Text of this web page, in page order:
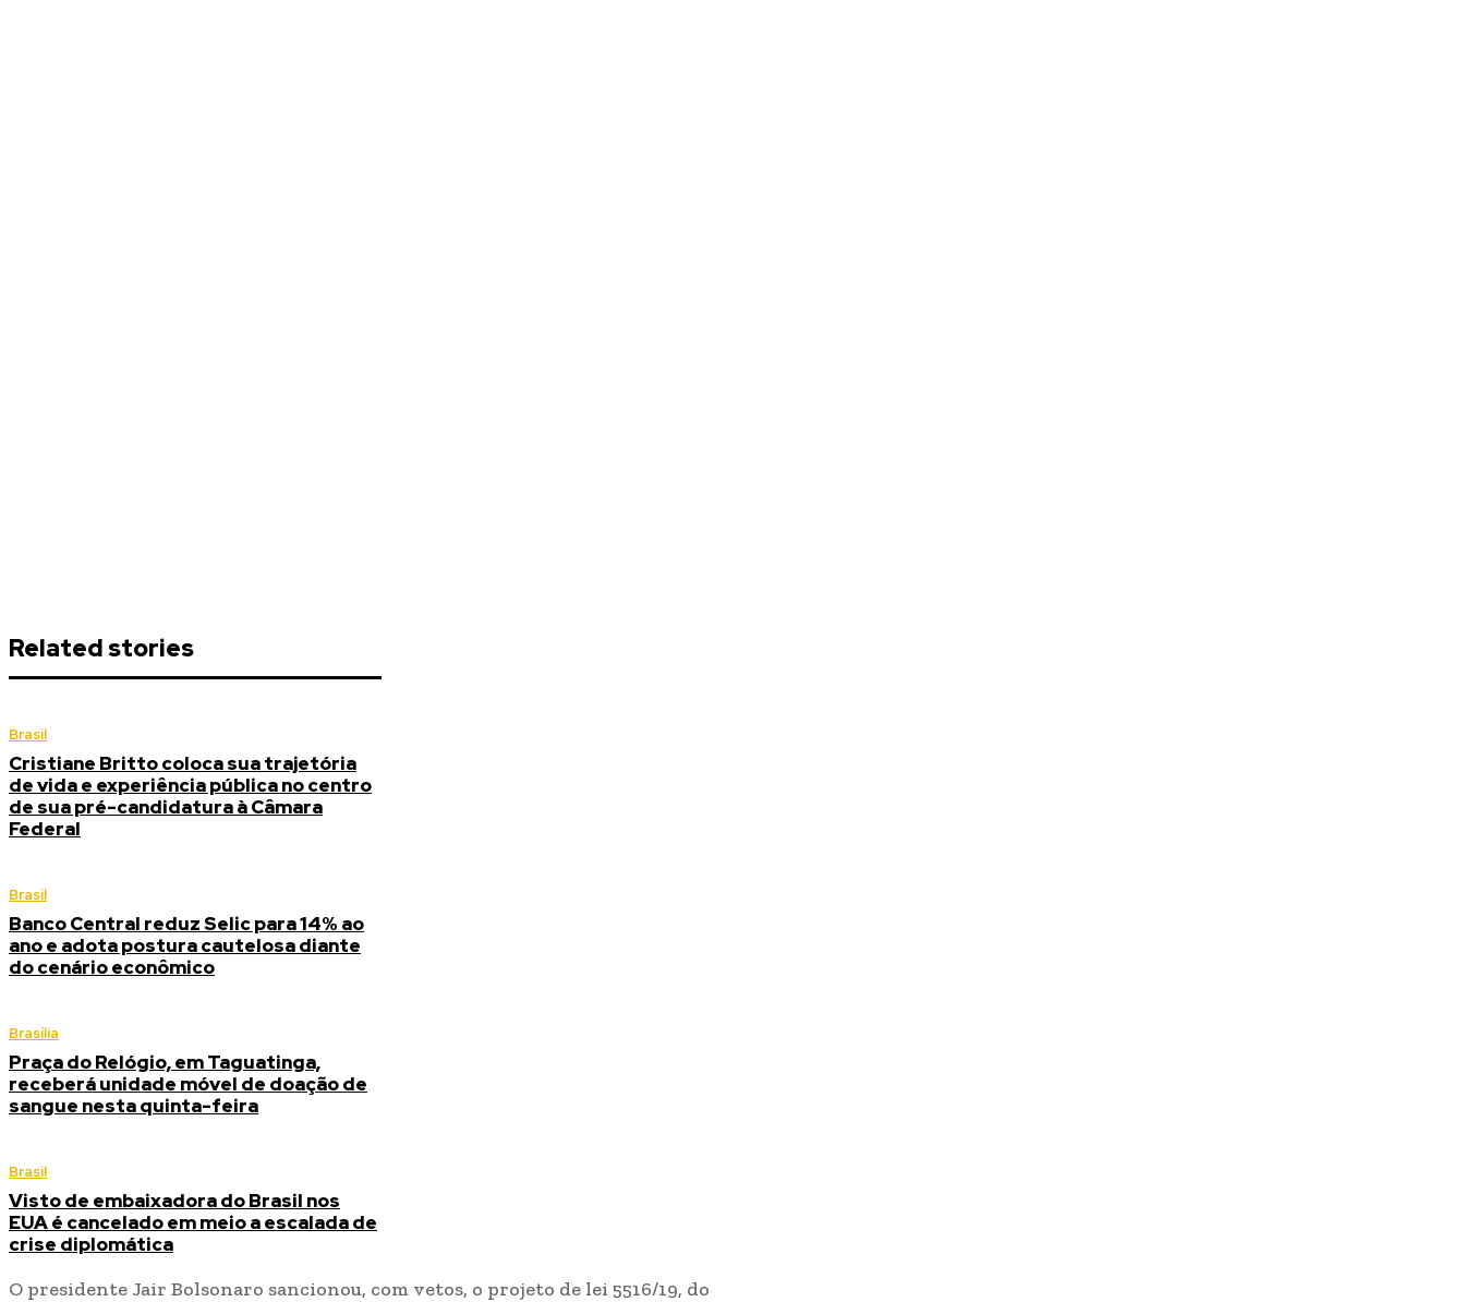
Related stories
Brasil
Cristiane Britto coloca sua trajetória
de vida e experiência pública no centro
de sua pré-candidatura à Câmara
Federal
Brasil
Banco Central reduz Selic para 14% ao
ano e adota postura cautelosa diante
do cenário econômico
Brasília
Praça do Relógio, em Taguatinga,
receberá unidade móvel de doação de
sangue nesta quinta-feira
Brasil
Visto de embaixadora do Brasil nos
EUA é cancelado em meio a escalada de
crise diplomática
O presidente Jair Bolsonaro sancionou, com vetos, o projeto de lei 5516/19, do